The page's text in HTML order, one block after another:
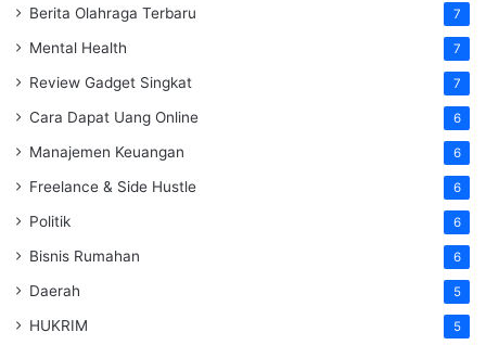
Berita Olahraga Terbaru 7
Mental Health 7
Review Gadget Singkat 7
Cara Dapat Uang Online 6
Manajemen Keuangan 6
Freelance & Side Hustle 6
Politik 6
Bisnis Rumahan 6
Daerah 5
HUKRIM 5